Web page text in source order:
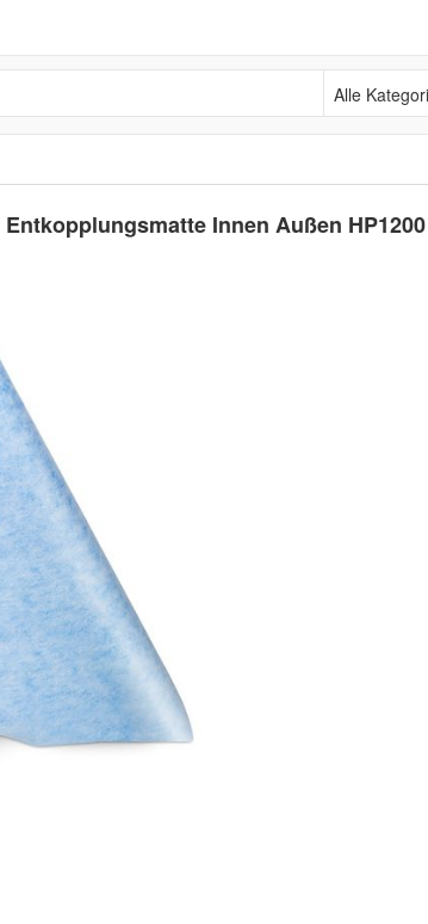
Alle Kategorien
Innen Außen HP1200